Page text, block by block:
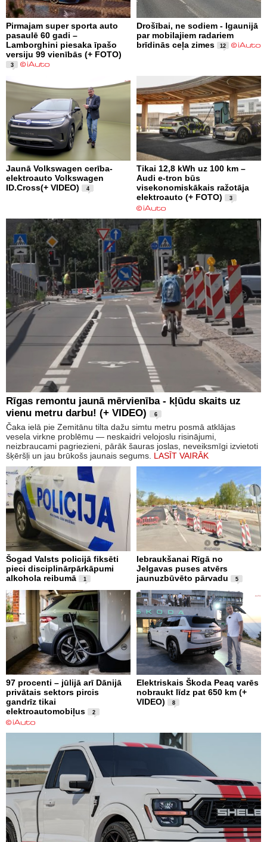
Pirmajam super sporta auto
pasaulē 60 gadi –
Lamborghini piesaka īpašo
versiju 99 vienībās (+ FOTO)
3
Drošībai, ne sodiem - Igaunijā
par mobilajiem radariem
brīdinās ceļa zimes
12
Jaunā Volkswagen cerība-
elektroauto Volkswagen
ID.Cross(+ VIDEO)
4
Tikai 12,8 kWh uz 100 km –
Audi e-tron būs
visekonomiskākais ražotāja
elektroauto (+ FOTO)
3
Rīgas remontu jaunā mērvienība - kļūdu skaits uz
vienu metru darbu! (+ VIDEO)
6
Čaka ielā pie Zemitānu tilta dažu simtu metru posmā atklājas
vesela virkne problēmu — neskaidri velojoslu risinājumi,
neizbraucami pagriezieni, pārāk šauras joslas, neveiksmīgi izvietoti
šķēršļi un jau brūkošs jaunais segums. LASĪT VAIRĀK
Šogad Valsts policijā fiksēti
pieci disciplinārpārkāpumi
alkohola reibumā
1
Iebraukšanai Rīgā no
Jelgavas puses atvērs
jaunuzbūvēto pārvadu
5
97 procenti – jūlijā arī Dānijā
privātais sektors pircis
gandrīz tikai
elektroautomobiļus
2
Elektriskais Škoda Peaq varēs
nobraukt līdz pat 650 km (+
VIDEO)
8